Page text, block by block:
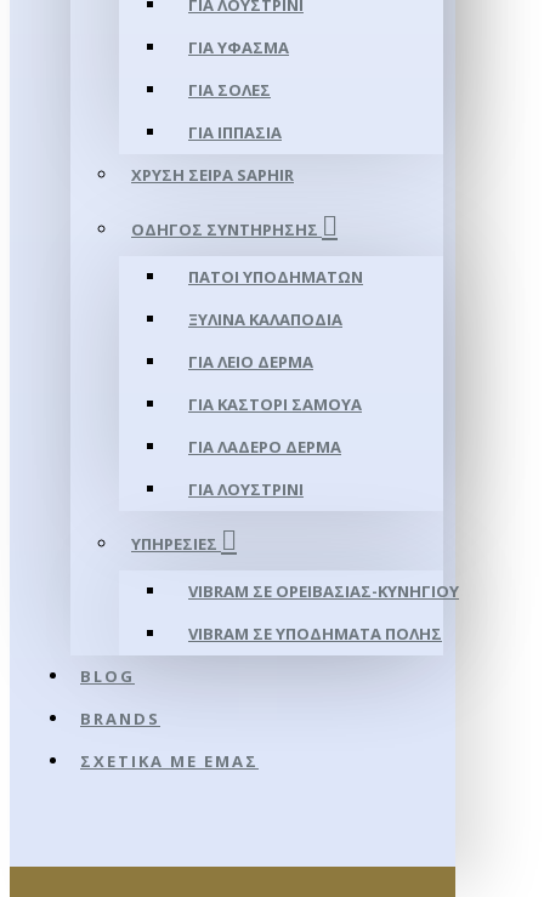
ΓΙΑ ΛΟΥΣΤΡΊΝΙ
ΓΙΑ ΥΦΑΣΜΑ
ΓΙΑ ΣΌΛΕΣ
ΓΙΑ ΙΠΠΑΣΊΑ
ΧΡΥΣΉ ΣΕΙΡΆ SAPHIR
ΟΔΗΓΌΣ ΣΥΝΤΉΡΗΣΗΣ
ΠΆΤΟΙ ΥΠΟΔΗΜΆΤΩΝ
ΞΎΛΙΝΑ ΚΑΛΑΠΌΔΙΑ
ΓΙΑ ΛΕΊΟ ΔΈΡΜΑ
ΓΙΑ ΚΑΣΤΌΡΙ ΣΑΜΟΎΑ
ΓΙΑ ΛΑΔΕΡΌ ΔΈΡΜΑ
ΓΙΑ ΛΟΥΣΤΡΊΝΙ
ΥΠΗΡΕΣΊΕΣ
VIBRAM ΣΕ ΟΡΕΙΒΑΣΊΑΣ-ΚΥΝΗΓΊΟΥ
VIBRAM ΣΕ ΥΠΟΔΉΜΑΤΑ ΠΌΛΗΣ
BLOG
BRANDS
ΣΧΕΤΙΚΆ ΜΕ ΕΜΆΣ